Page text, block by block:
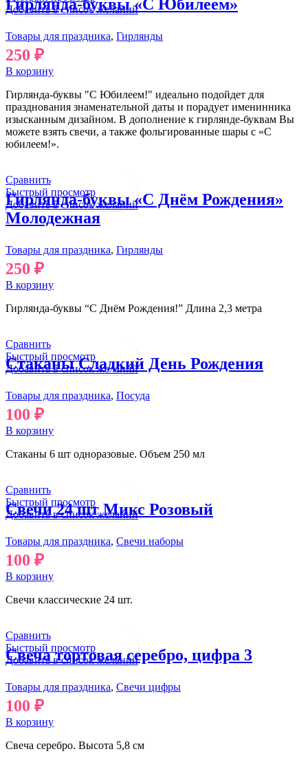
Добавить в список желаний
Гирлянда-буквы «С Юбилеем»
Товары для праздника, Гирлянды
250 ₽
В корзину
Гирлянда-буквы "С Юбилеем!" идеально подойдет для
празднования знаменательной даты и порадует именинника
изысканным дизайном. В дополнение к гирлянде-буквам Вы
можете взять свечи, а также фольгированные шары с «С
юбилеем!».
Сравнить
Быстрый просмотр
Добавить в список желаний
Гирлянда-буквы «С Днём Рождения»
Молодежная
Товары для праздника, Гирлянды
250 ₽
В корзину
Гирлянда-буквы “С Днём Рождения!” Длина 2,3 метра
Сравнить
Быстрый просмотр
Добавить в список желаний
Стаканы Сладкий День Рождения
Товары для праздника, Посуда
100 ₽
В корзину
Стаканы 6 шт одноразовые. Объем 250 мл
Сравнить
Быстрый просмотр
Добавить в список желаний
Свечи 24 шт Микс Розовый
Товары для праздника, Свечи наборы
100 ₽
В корзину
Свечи классические 24 шт.
Сравнить
Быстрый просмотр
Добавить в список желаний
Свеча тортовая серебро, цифра 3
Товары для праздника, Свечи цифры
100 ₽
В корзину
Свеча серебро. Высота 5,8 см